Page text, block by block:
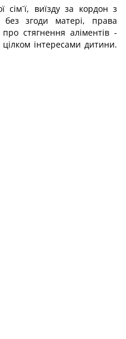
сім`ї, виїзду за кордон з
згоди матері, права
стягнення аліментів -
інтересами дитини.